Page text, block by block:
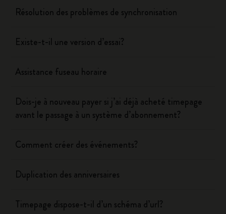
Résolution des problèmes de synchronisation
Existe-t-il une version d’essai?
Assistance fuseau horaire
Dois-je à nouveau payer si j’ai déjà acheté timepage
avant le passage à un système d’abonnement?
Comment créer des événements?
Duplication des anniversaires
Timepage dispose-t-il d’un schéma d’url?